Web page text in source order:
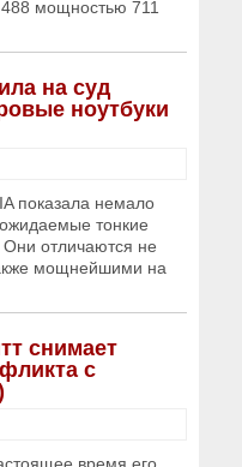
мощностью 711
на суд
ноутбуки
показала немало
тонкие
Они отличаются не
мощнейшими на
снимает
с